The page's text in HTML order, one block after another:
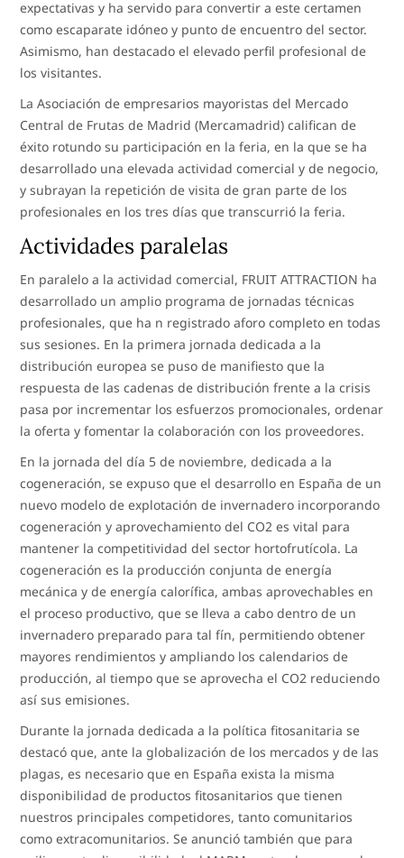
expectativas y ha servido para convertir a este certamen
como escaparate idóneo y punto de encuentro del sector.
Asimismo, han destacado el elevado perfil profesional de
los visitantes.
La Asociación de empresarios mayoristas del Mercado
Central de Frutas de Madrid (Mercamadrid) califican de
éxito rotundo su participación en la feria, en la que se ha
desarrollado una elevada actividad comercial y de negocio,
y subrayan la repetición de visita de gran parte de los
profesionales en los tres días que transcurrió la feria.
Actividades paralelas
En paralelo a la actividad comercial, FRUIT ATTRACTION ha
desarrollado un amplio programa de jornadas técnicas
profesionales, que ha n registrado aforo completo en todas
sus sesiones. En la primera jornada dedicada a la
distribución europea se puso de manifiesto que la
respuesta de las cadenas de distribución frente a la crisis
pasa por incrementar los esfuerzos promocionales, ordenar
la oferta y fomentar la colaboración con los proveedores.
En la jornada del día 5 de noviembre, dedicada a la
cogeneración, se expuso que el desarrollo en España de un
nuevo modelo de explotación de invernadero incorporando
cogeneración y aprovechamiento del CO2 es vital para
mantener la competitividad del sector hortofrutícola. La
cogeneración es la producción conjunta de energía
mecánica y de energía calorífica, ambas aprovechables en
el proceso productivo, que se lleva a cabo dentro de un
invernadero preparado para tal fín, permitiendo obtener
mayores rendimientos y ampliando los calendarios de
producción, al tiempo que se aprovecha el CO2 reduciendo
así sus emisiones.
Durante la jornada dedicada a la política fitosanitaria se
destacó que, ante la globalización de los mercados y de las
plagas, es necesario que en España exista la misma
disponibilidad de productos fitosanitarios que tienen
nuestros principales competidores, tanto comunitarios
como extracomunitarios. Se anunció también que para